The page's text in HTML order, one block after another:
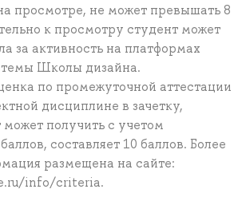
просмотре, не может превышать 8
к просмотру студент может
за активность на платформах
Школы дизайна.
по промежуточной аттестации
дисциплине в зачетку,
получить с учетом
составляет 10 баллов. Более
размещена на сайте:
info/criteria.